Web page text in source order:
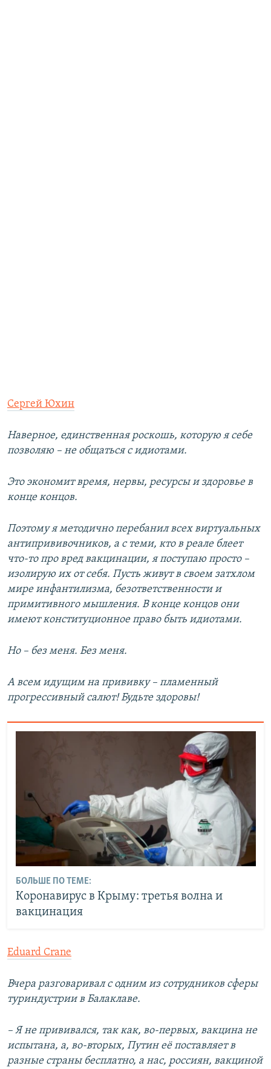
Сергей Юхин
Наверное, единственная роскошь, которую я себе
позволяю – не общаться с идиотами.
Это экономит время, нервы, ресурсы и здоровье в
конце концов.
Поэтому я методично перебанил всех виртуальных
антипрививочников, а с теми, кто в реале блеет
что-то про вред вакцинации, я поступаю просто –
изолирую их от себя. Пусть живут в своем затхлом
мире инфантилизма, безответственности и
примитивного мышления. В конце концов они
имеют конституционное право быть идиотами.
Но – без меня. Без меня.
А всем идущим на прививку – пламенный
прогрессивный салют! Будьте здоровы!
БОЛЬШЕ ПО ТЕМЕ:
Коронавирус в Крыму: третья волна и
вакцинация
Eduard Crane
Вчера разговаривал с одним из сотрудников сферы
туриндустрии в Балаклаве.
– Я не прививался, так как, во-первых, вакцина не
испытана, а, во-вторых, Путин её поставляет в
разные страны бесплатно, а нас, россиян, вакциной